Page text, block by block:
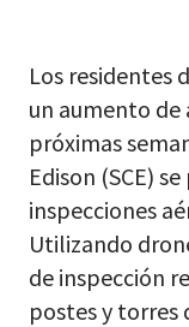
Los residentes
un aumento de
próximas
Edison (SCE)
inspecciones
Utilizando
de inspección
postes y torres